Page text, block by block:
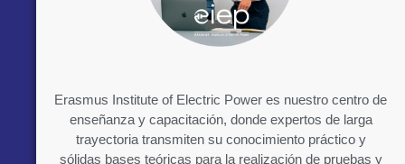
Erasmus Institute of Electric Power es nuestro centro de
enseñanza y capacitación, donde expertos de larga
trayectoria transmiten su conocimiento práctico y
sólidas bases teóricas para la realización de pruebas y